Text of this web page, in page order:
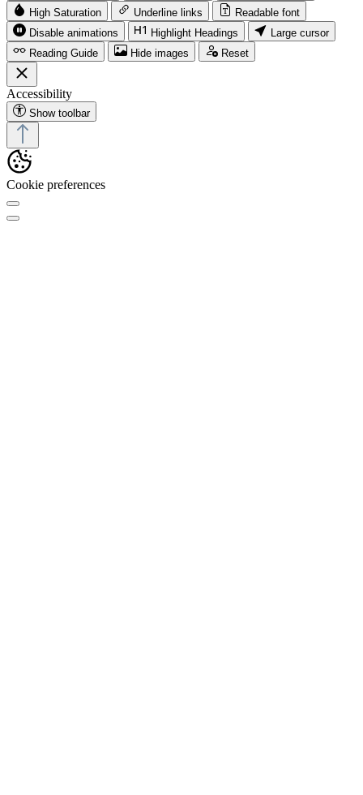
High Saturation
Underline links
Readable font
Disable animations
Highlight Headings
Large cursor
Reading Guide
Hide images Reset
Accessibility
Show toolbar
Cookie preferences